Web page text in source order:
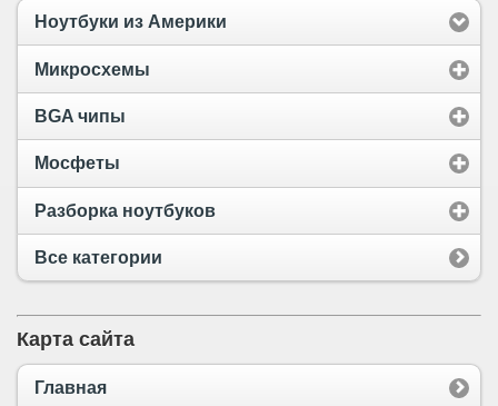
Ноутбуки из Америки
Микросхемы
BGA чипы
Мосфеты
Разборка ноутбуков
Все категории
Карта сайта
Главная